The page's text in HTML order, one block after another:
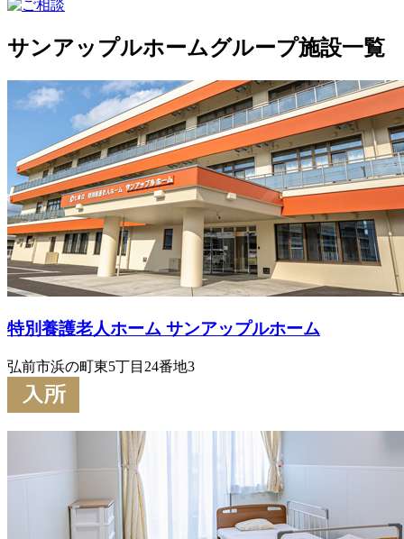
サンアップルホームグループ施設一覧
特別養護老人ホーム サンアップルホーム
弘前市浜の町東5丁目24番地3